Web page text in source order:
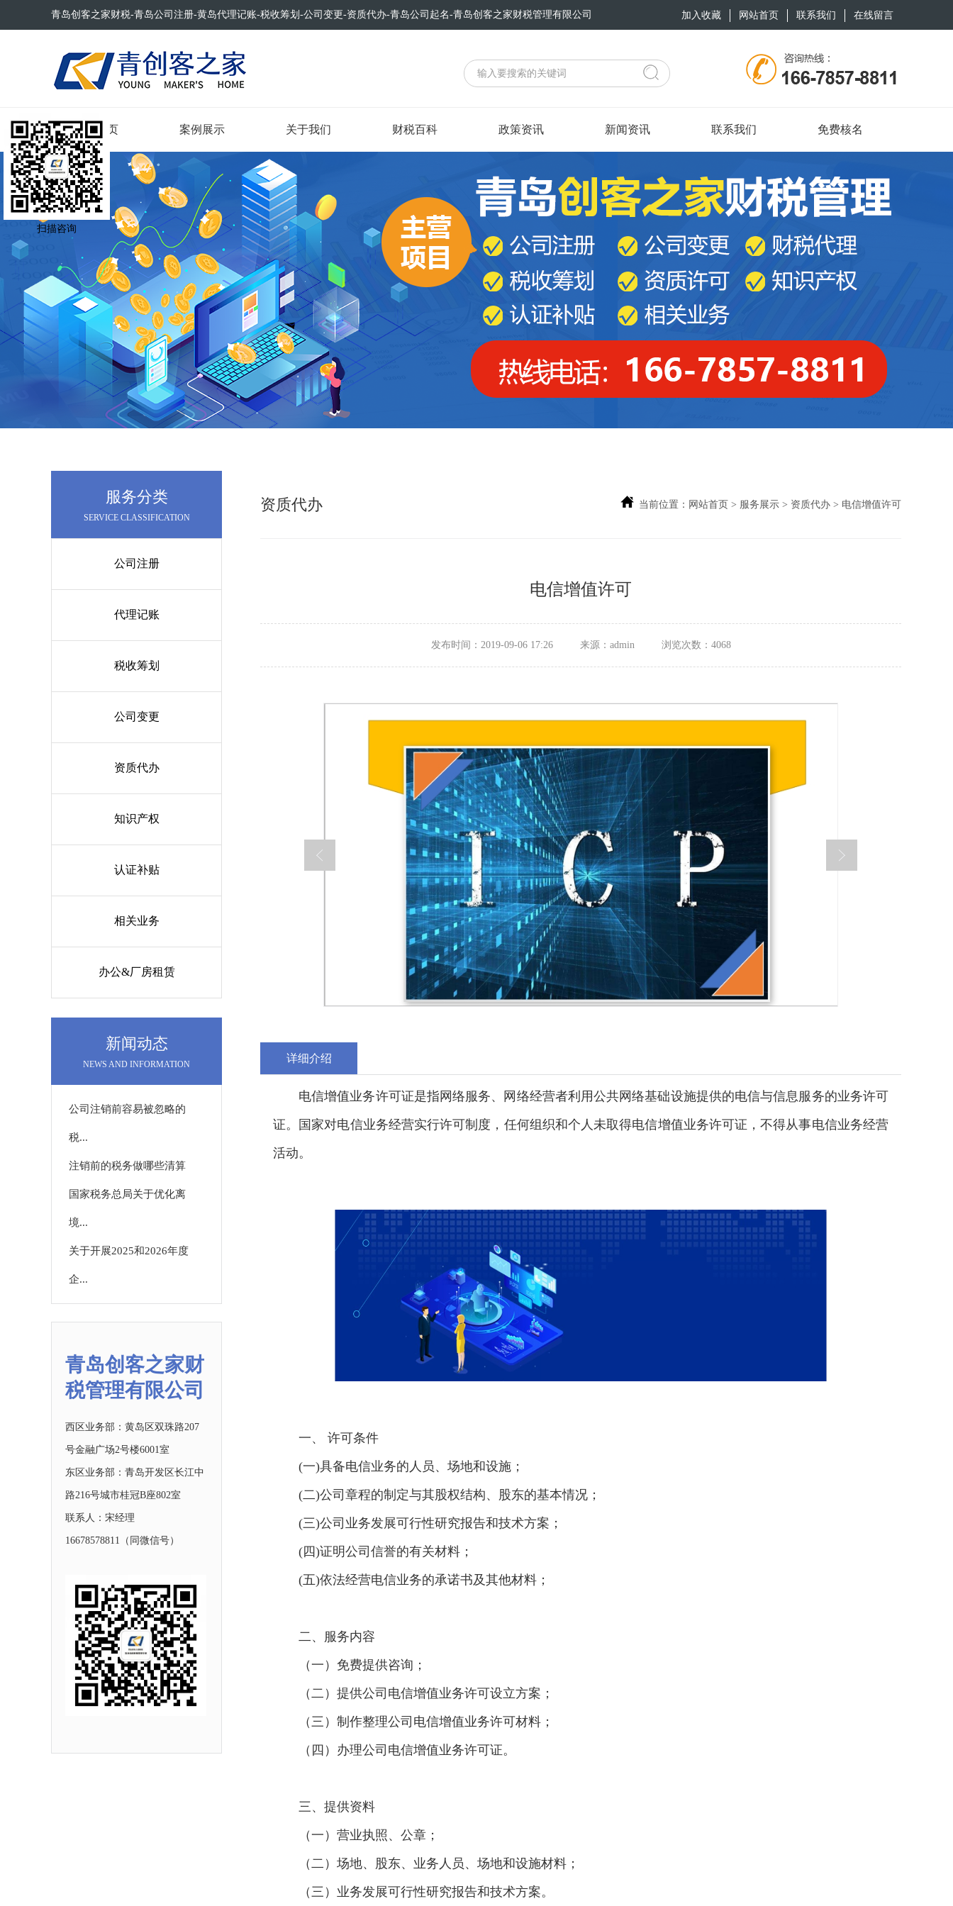
青岛创客之家财税-青岛公司注册-黄岛代理记账-税收筹划-公司变更-资质代办-青岛公司起名-青岛创客之家财税管理有限公司 加入收藏 网站首页 联系我们 在线留言
网站首页 案例展示 关于我们 财税百科 政策资讯 新闻资讯 联系我们 免费核名
服务分类
SERVICE CLASSIFICATION
公司注册
代理记账
税收筹划
公司变更
资质代办
知识产权
认证补贴
相关业务
办公&厂房租赁
新闻动态
NEWS AND INFORMATION
公司注销前容易被忽略的
税...
注销前的税务做哪些清算
国家税务总局关于优化离
境...
关于开展2025和2026年度
企...
青岛创客之家财
税管理有限公司
西区业务部：黄岛区双珠路207
号金融广场2号楼6001室
东区业务部：青岛开发区长江中
路216号城市桂冠B座802室
联系人：宋经理
16678578811 （同微信号）
资质代办 当前位置： 网站首页 > 服务展示 > 资质代办 > 电信增值许可
电信增值许可
发布时间：2019-09-06 17:26 来源：admin 浏览次数：4068
详细介绍
电信增值业务许可证是指网络服务、网络经营者利用公共网络基础设施提供的电信与信息服务的业务许可
证。国家对电信业务经营实行许可制度，任何组织和个人未取得电信增值业务许可证，不得从事电信业务经营
活动。
一、 许可条件
(一)具备电信业务的人员、场地和设施；
(二)公司章程的制定与其股权结构、股东的基本情况；
(三)公司业务发展可行性研究报告和技术方案；
(四)证明公司信誉的有关材料；
(五)依法经营电信业务的承诺书及其他材料；
二、服务内容
（一）免费提供咨询；
（二）提供公司电信增值业务许可设立方案；
（三）制作整理公司电信增值业务许可材料；
（四）办理公司电信增值业务许可证。
三、提供资料
（一）营业执照、公章；
（二）场地、股东、业务人员、场地和设施材料；
（三）业务发展可行性研究报告和技术方案。
扫描咨询